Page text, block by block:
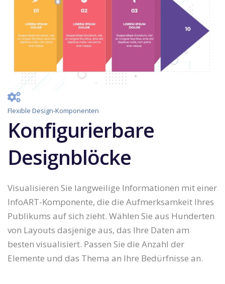
Flexible Design-Komponenten
Konfigurierbare
Designblöcke
Visualisieren Sie langweilige Informationen mit einer
InfoART-Komponente, die die Aufmerksamkeit Ihres
Publikums auf sich zieht. Wählen Sie aus Hunderten
von Layouts dasjenige aus, das Ihre Daten am
besten visualisiert. Passen Sie die Anzahl der
Elemente und das Thema an Ihre Bedürfnisse an.